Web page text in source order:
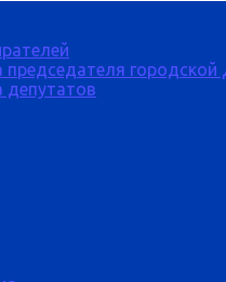
председателя
депутатов